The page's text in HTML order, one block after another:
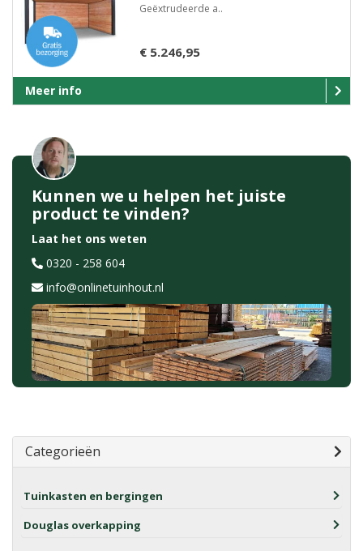
Categorieën
Tuinkasten en bergingen
Douglas overkapping
Geëxtrudeerde a..
€ 5.246,95
Meer info
Kunnen we u helpen het juiste
product te vinden?
Laat het ons weten
0320 - 258 604
info@onlinetuinhout.nl